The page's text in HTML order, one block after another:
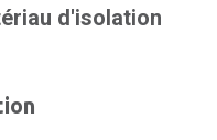
d'isolation